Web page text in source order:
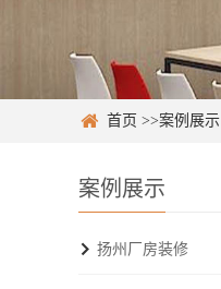
首页 >>案例展示
案例展示
扬州厂房装修